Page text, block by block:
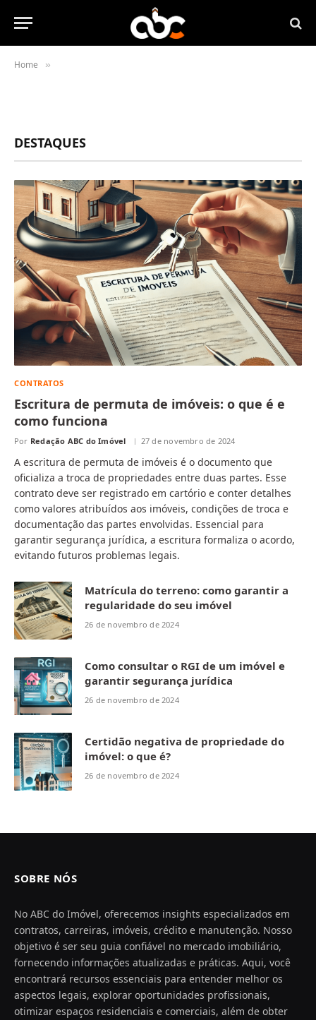
Home »
DESTAQUES
CONTRATOS
Escritura de permuta de imóveis: o que é e
como funciona
Por Redação ABC do Imóvel 27 de novembro de 2024
A escritura de permuta de imóveis é o documento que
oficializa a troca de propriedades entre duas partes. Esse
contrato deve ser registrado em cartório e conter detalhes
como valores atribuídos aos imóveis, condições de troca e
documentação das partes envolvidas. Essencial para
garantir segurança jurídica, a escritura formaliza o acordo,
evitando futuros problemas legais.
Matrícula do terreno: como garantir a
regularidade do seu imóvel
26 de novembro de 2024
Como consultar o RGI de um imóvel e
garantir segurança jurídica
26 de novembro de 2024
Certidão negativa de propriedade do
imóvel: o que é?
26 de novembro de 2024
SOBRE NÓS
No ABC do Imóvel, oferecemos insights especializados em
contratos, carreiras, imóveis, crédito e manutenção. Nosso
objetivo é ser seu guia confiável no mercado imobiliário,
fornecendo informações atualizadas e práticas. Aqui, você
encontrará recursos essenciais para entender melhor os
aspectos legais, explorar oportunidades profissionais,
otimizar espaços residenciais e comerciais, além de obter